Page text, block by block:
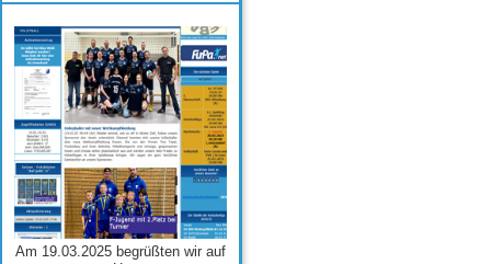
Am 19.03.2025 begrüßten wir auf